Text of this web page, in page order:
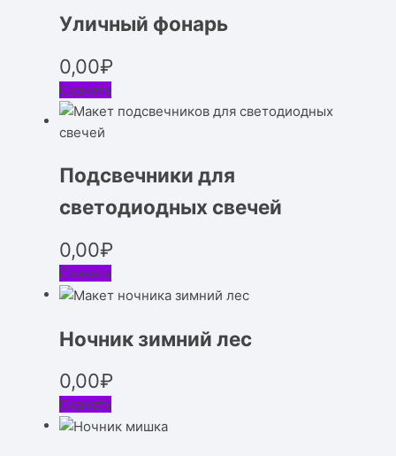
Уличный фонарь
0,00₽
Скачать
Подсвечники для
светодиодных свечей
0,00₽
Скачать
Ночник зимний лес
0,00₽
Скачать